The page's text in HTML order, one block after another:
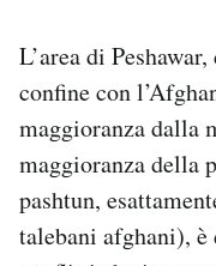
L’area di
confine con
maggioranza dalla
maggioranza della
pashtun,
talebani afghani),